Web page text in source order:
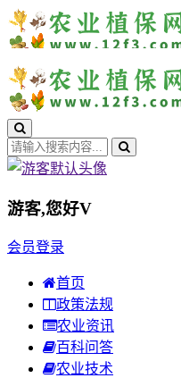
游客,您好V
会员登录
首页
政策法规
农业资讯
百科问答
农业技术